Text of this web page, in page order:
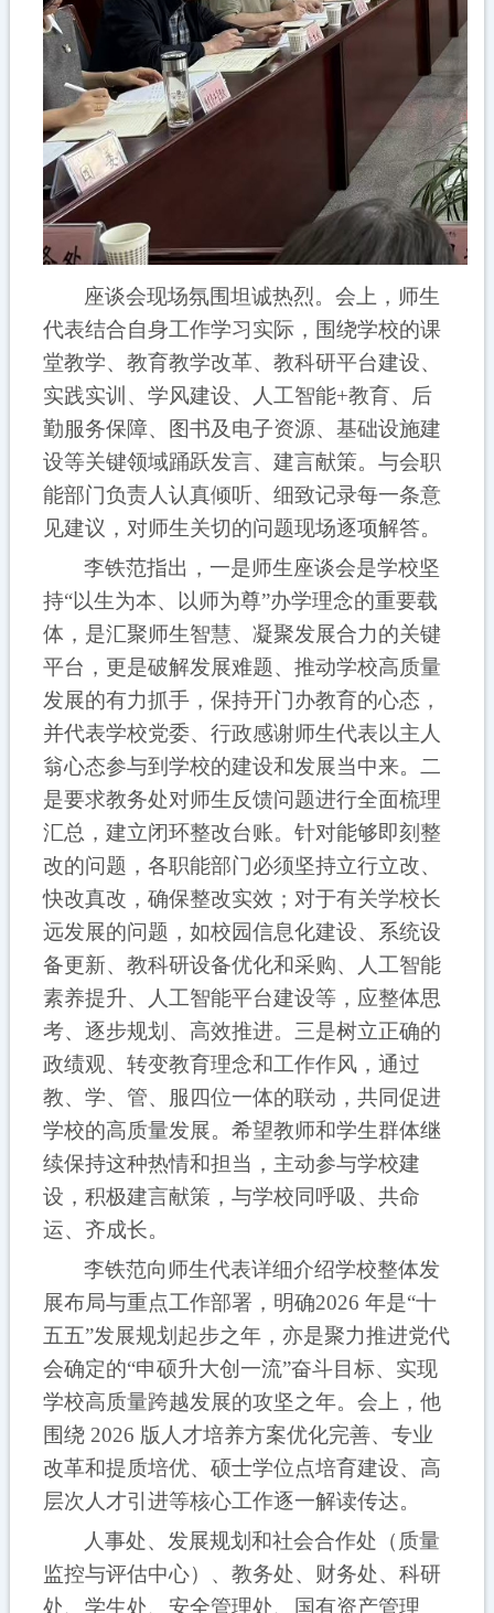
座谈会现场氛围坦诚热烈。会上，师生
代表结合自身工作学习实际，围绕学校的课
堂教学、 教育教学改革、 教科研平台建设、
实践实训、学风建设、
人工智能+教育、
后
勤服务保障、
图书及电子资源、基础设施建
设等关键领域踊跃发言、建言献策。与会职
能部门负责人认真倾听、细致记录每一条意
见建议，对师生关切的问题现场逐项解答。
李铁范指出，一是师生座谈会是学校坚
持“以生为本、以师为尊”办学理念的重要载
体，是汇聚师生智慧、凝聚发展合力的关键
平台，更是破解发展难题、推动学校高质量
发展的有力抓手， 保持开门办教育的心态，
并代表学校党委、行政感谢师生代表以主人
翁心态参与到学校的建设和发展当中来。二
是要求教务处对师生反馈问题进行全面梳理
汇总，建立闭环整改台账。针对能够即刻整
改的问题，各职能部门必须坚持立行立改、
快改真改，确保整改实效；对于有关学校长
远发展的问题，如校园信息化建设、系统设
备更新、教科研设备优化和采购、人工智能
素养提升、人工智能平台建设等，应整体思
考、逐步规划、高效推进。三是树立正确的
政绩观、转变教育理念和工作作风，通过
教、学、管、服四位一体的联动，共同促进
学校的高质量发展。希望教师和学生群体继
续保持这种热情和担当，主动参与学校建
设，积极建言献策，与学校同呼吸、共命
运、齐成长。
李铁范向师生代表详细介绍学校整体发
展布局与重点工作部署，明确2026 年是“十
五五”发展规划起步之年，亦是聚力推进党代
会确定的“申硕升大创一流”奋斗目标、实现
学校高质量跨越发展的攻坚之年。会上，他
围绕 2026 版人才培养方案优化完善、专业
改革和提质培优、硕士学位点培育建设、高
层次人才引进等核心工作逐一解读传达。
人事处、发展规划和社会合作处（质量
监控与评估中心）、教务处、财务处、科研
处、学生处、安全管理处、国有资产管理